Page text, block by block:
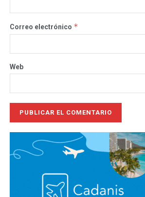
Correo electrónico *
Web